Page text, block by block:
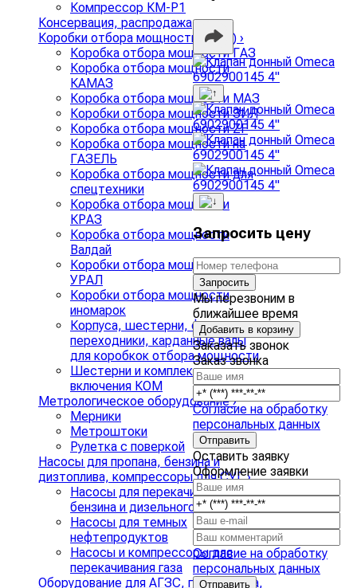
Компрессор КМ-Р1
Консервация, распродажа
Коробки отбора мощности (КОМ) ›
Коробка отбора мощности ГАЗ
Коробка отбора мощности
КАМАЗ
Коробка отбора мощности МАЗ
Коробки отбора мощности ЗИЛ
Коробка отбора мощности ZF
Коробка отбора мощности на
ГАЗЕЛЬ
Коробка отбора мощности для
спецтехники
Коробка отбора мощности
КРАЗ
Коробка отбора мощности
Валдай
Коробки отбора мощности
УРАЛ
Коробки отбора мощности
иномарок
Корпуса, шестерни, фланцы,
переходники, карданные валы
для коробкок отбора мощности
Шестерни и комплекты
включения КОМ
Метрологическое оборудование›
Мерники
Метроштоки
Рулетка с поверкой
Насосы для пропана, бензина и
дизтоплива, компрессоры для СУГ›
Насосы для перекачивания
бензина и дизельного топлива
Насосы для темных
нефтепродуктов
Насосы и компрессоры для
перекачивания газа
Оборудование для АГЗС, газгольдера,
Запросить цену
Запросить
Мы перезвоним в
ближайшее время
Добавить в корзину
Заказать звонок
Заказ звонка
Согласие на обработку
персональных данных
Оставить заявку
Оформление заявки
Согласие на обработку
персональных данных